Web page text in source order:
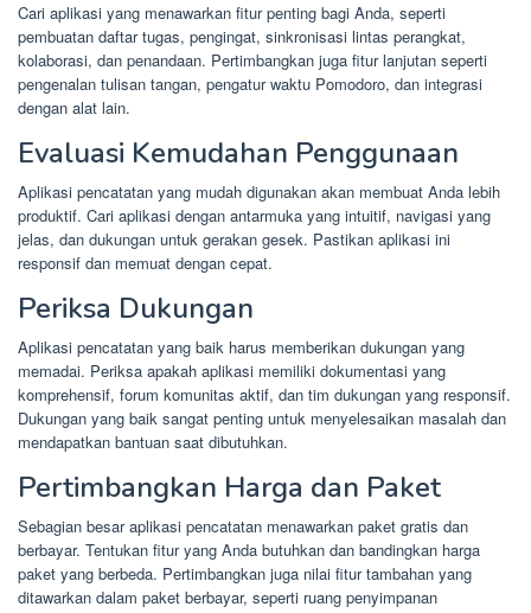
Cari aplikasi yang menawarkan fitur penting bagi Anda, seperti
pembuatan daftar tugas, pengingat, sinkronisasi lintas perangkat,
kolaborasi, dan penandaan. Pertimbangkan juga fitur lanjutan seperti
pengenalan tulisan tangan, pengatur waktu Pomodoro, dan integrasi
dengan alat lain.
Evaluasi Kemudahan Penggunaan
Aplikasi pencatatan yang mudah digunakan akan membuat Anda lebih
produktif. Cari aplikasi dengan antarmuka yang intuitif, navigasi yang
jelas, dan dukungan untuk gerakan gesek. Pastikan aplikasi ini
responsif dan memuat dengan cepat.
Periksa Dukungan
Aplikasi pencatatan yang baik harus memberikan dukungan yang
memadai. Periksa apakah aplikasi memiliki dokumentasi yang
komprehensif, forum komunitas aktif, dan tim dukungan yang responsif.
Dukungan yang baik sangat penting untuk menyelesaikan masalah dan
mendapatkan bantuan saat dibutuhkan.
Pertimbangkan Harga dan Paket
Sebagian besar aplikasi pencatatan menawarkan paket gratis dan
berbayar. Tentukan fitur yang Anda butuhkan dan bandingkan harga
paket yang berbeda. Pertimbangkan juga nilai fitur tambahan yang
ditawarkan dalam paket berbayar, seperti ruang penyimpanan